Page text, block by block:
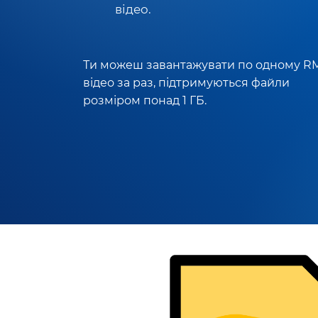
відео.
Ти можеш завантажувати по одному
відео за раз, підтримуються файли
розміром понад 1 ГБ.